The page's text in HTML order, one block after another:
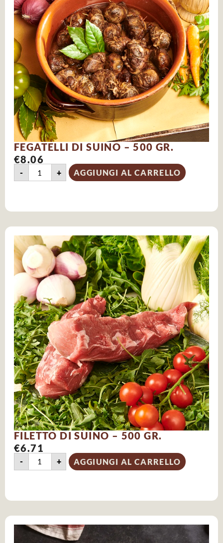
FEGATELLI DI SUINO – 500 GR.
€8.06
- + AGGIUNGI AL CARRELLO
FILETTO DI SUINO – 500 GR.
€6.71
- + AGGIUNGI AL CARRELLO